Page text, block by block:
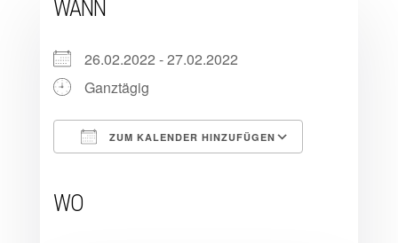
WANN
26.02.2022 - 27.02.2022
Ganztägig
ZUM KALENDER HINZUFÜGEN
WO